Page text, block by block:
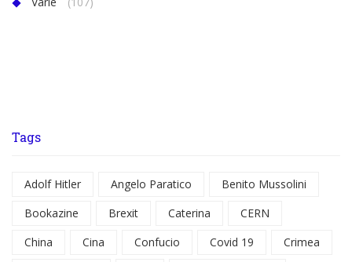
Tags
Adolf Hitler Angelo Paratico
Benito Mussolini
Bookazine
Brexit Caterina
CERN
China
Cina Confucio Covid 19
Crimea